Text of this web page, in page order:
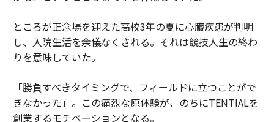
ところが正念場を迎えた高校3年の夏に心臓疾患が判明
し、入院生活を余儀なくされる。それは競技人生の終わ
りを意味していた。
「勝負すべきタイミングで、フィールドに立つことがで
きなかった」。この痛烈な原体験が、のちにTENTIALを
創業するモチベーションとなる。